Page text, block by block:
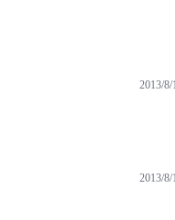
2013/8/
2013/8/